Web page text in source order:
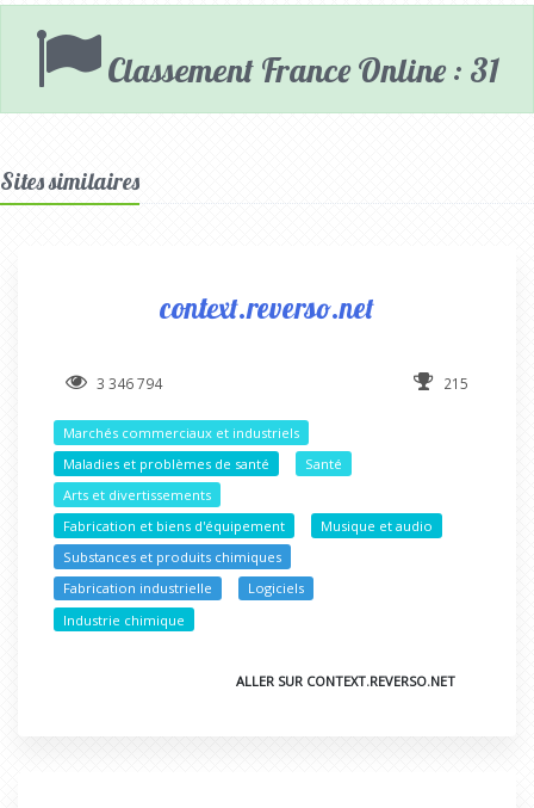
Classement France Online : 31
Sites similaires
context.reverso.net
3 346 794 215
Marchés commerciaux et industriels
Maladies et problèmes de santé
Santé
Arts et divertissements
Fabrication et biens d'équipement
Musique et audio
Substances et produits chimiques
Fabrication industrielle
Logiciels
Industrie chimique
ALLER SUR CONTEXT.REVERSO.NET